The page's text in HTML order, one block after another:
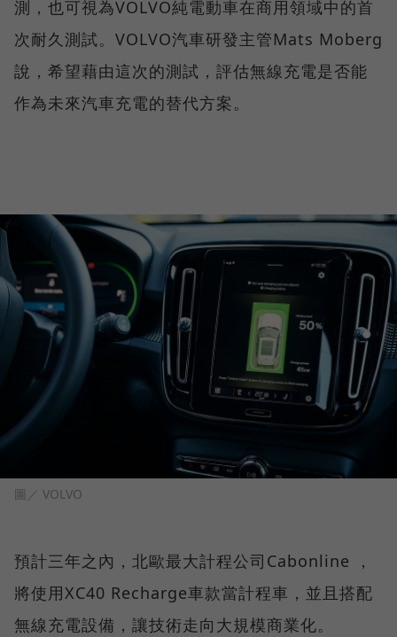
測，也可視為VOLVO純電動車在商用領域中的首
次耐久測試。VOLVO汽車研發主管Mats Moberg
說，希望藉由這次的測試，評估無線充電是否能
作為未來汽車充電的替代方案。
圖／ VOLVO
預計三年之內，北歐最大計程公司Cabonline ，
將使用XC40 Recharge車款當計程車，並且搭配
無線充電設備，讓技術走向大規模商業化。